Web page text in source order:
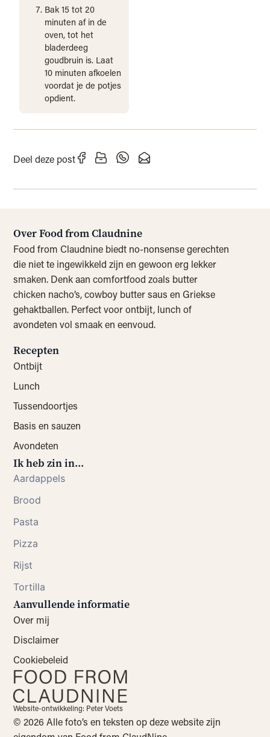
Bak 15 tot 20
minuten af in de
oven, tot het
bladerdeeg
goudbruin is. Laat
10 minuten afkoelen
voordat je de potjes
opdient.
Deel deze post
Over Food from Claudnine
Food from Claudnine biedt no-nonsense gerechten
die niet te ingewikkeld zijn en gewoon erg lekker
smaken. Denk aan comfortfood zoals butter
chicken nacho’s, cowboy butter saus en Griekse
gehaktballen. Perfect voor ontbijt, lunch of
avondeten vol smaak en eenvoud.
Recepten
Ontbijt
Lunch
Tussendoortjes
Basis en sauzen
Avondeten
Ik heb zin in...
Aardappels
Brood
Pasta
Pizza
Rijst
Tortilla
Aanvullende informatie
Over mij
Disclaimer
Cookiebeleid
Website-ontwikkeling: Peter Voets
© 2026 Alle foto’s en teksten op deze website zijn